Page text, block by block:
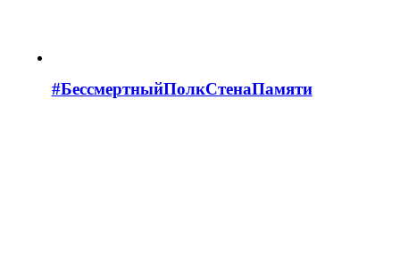
#БессмертныйПолкСтенаПамяти